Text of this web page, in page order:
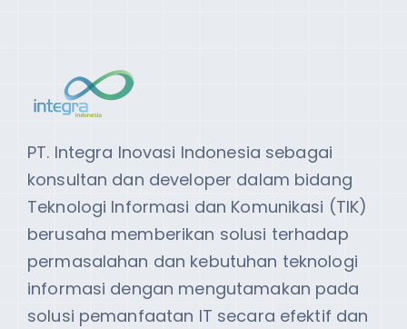
PT. Integra Inovasi Indonesia sebagai
konsultan dan developer dalam bidang
Teknologi Informasi dan Komunikasi (TIK)
berusaha memberikan solusi terhadap
permasalahan dan kebutuhan teknologi
informasi dengan mengutamakan pada
solusi pemanfaatan IT secara efektif dan